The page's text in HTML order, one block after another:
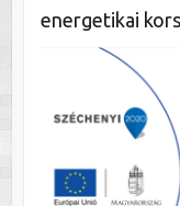
energetikai